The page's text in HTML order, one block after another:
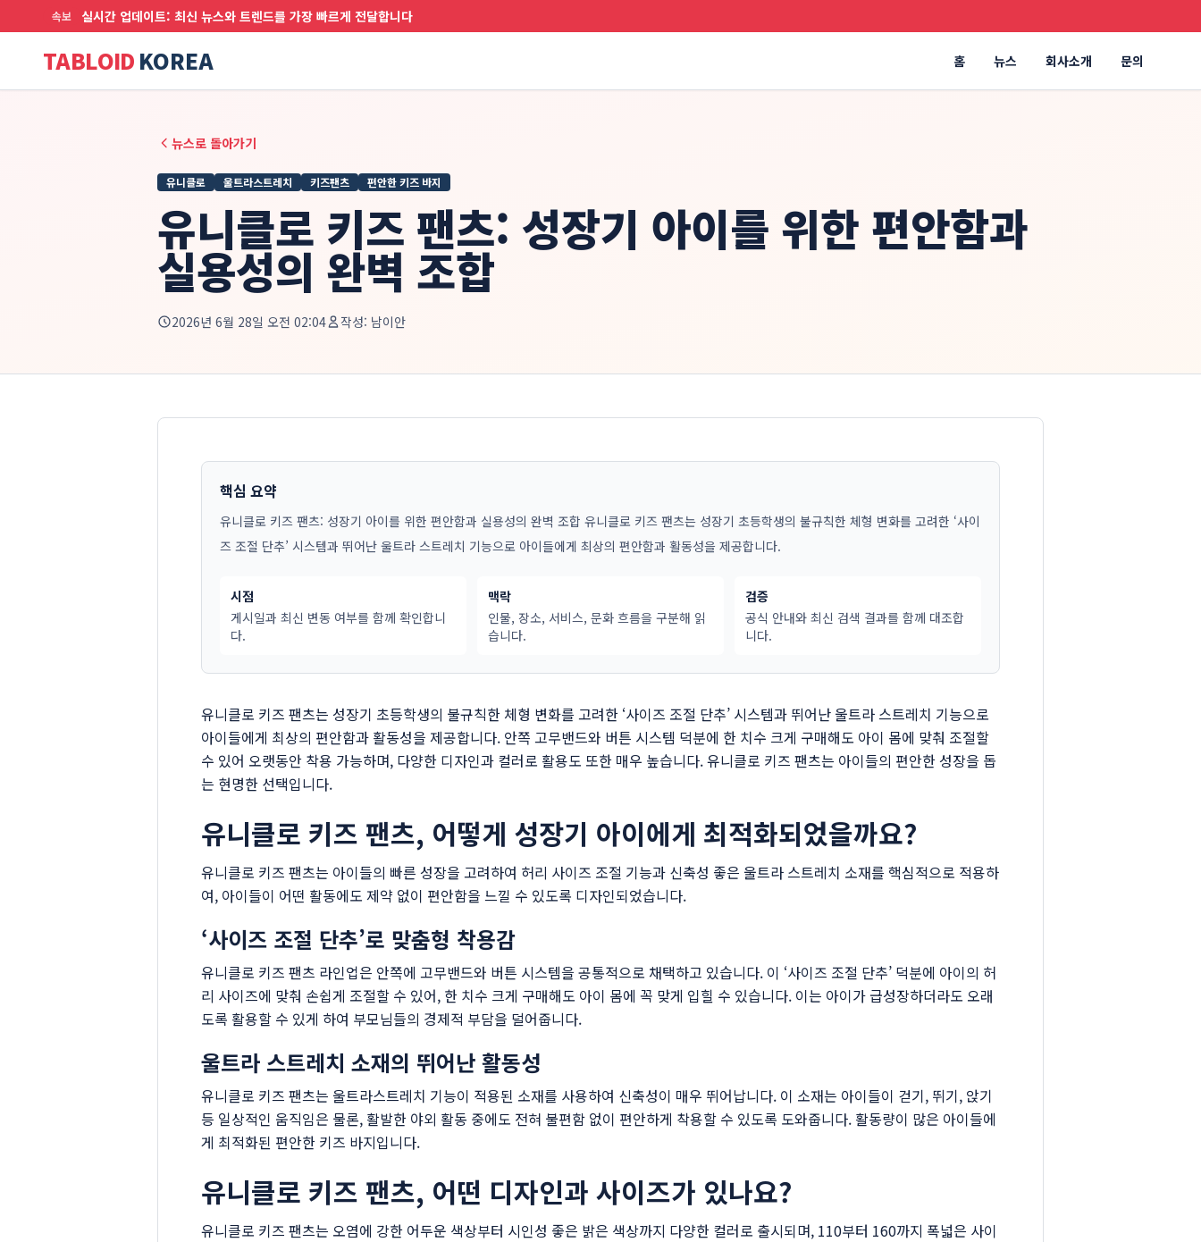
속보 실시간 업데이트: 최신 뉴스와 트렌드를 가장 빠르게 전달합니다
TABLOID KOREA 홈 뉴스 회사소개 문의
뉴스로 돌아가기
유니클로 울트라스트레치 키즈팬츠 편안한 키즈 바지
유니클로 키즈 팬츠: 성장기 아이를 위한 편안함과
실용성의 완벽 조합
2026년 6월 28일 오전 02:04 작성: 남이안
핵심 요약
유니클로 키즈 팬츠: 성장기 아이를 위한 편안함과 실용성의 완벽 조합 유니클로 키즈 팬츠는 성장기 초등학생의 불규칙한 체형 변화를 고려한 ‘사이
즈 조절 단추’ 시스템과 뛰어난 울트라 스트레치 기능으로 아이들에게 최상의 편안함과 활동성을 제공합니다.
시점
게시일과 최신 변동 여부를 함께 확인합니
다.
맥락
인물, 장소, 서비스, 문화 흐름을 구분해 읽
습니다.
검증
공식 안내와 최신 검색 결과를 함께 대조합
니다.
유니클로 키즈 팬츠는 성장기 초등학생의 불규칙한 체형 변화를 고려한 ‘사이즈 조절 단추’ 시스템과 뛰어난 울트라 스트레치 기능으로
아이들에게 최상의 편안함과 활동성을 제공합니다. 안쪽 고무밴드와 버튼 시스템 덕분에 한 치수 크게 구매해도 아이 몸에 맞춰 조절할
수 있어 오랫동안 착용 가능하며, 다양한 디자인과 컬러로 활용도 또한 매우 높습니다. 유니클로 키즈 팬츠는 아이들의 편안한 성장을 돕
는 현명한 선택입니다.
유니클로 키즈 팬츠, 어떻게 성장기 아이에게 최적화되었을까요?
유니클로 키즈 팬츠는 아이들의 빠른 성장을 고려하여 허리 사이즈 조절 기능과 신축성 좋은 울트라 스트레치 소재를 핵심적으로 적용하
여, 아이들이 어떤 활동에도 제약 없이 편안함을 느낄 수 있도록 디자인되었습니다.
‘사이즈 조절 단추’로 맞춤형 착용감
유니클로 키즈 팬츠 라인업은 안쪽에 고무밴드와 버튼 시스템을 공통적으로 채택하고 있습니다. 이 ‘사이즈 조절 단추’ 덕분에 아이의 허
리 사이즈에 맞춰 손쉽게 조절할 수 있어, 한 치수 크게 구매해도 아이 몸에 꼭 맞게 입힐 수 있습니다. 이는 아이가 급성장하더라도 오래
도록 활용할 수 있게 하여 부모님들의 경제적 부담을 덜어줍니다.
울트라 스트레치 소재의 뛰어난 활동성
유니클로 키즈 팬츠는 울트라스트레치 기능이 적용된 소재를 사용하여 신축성이 매우 뛰어납니다. 이 소재는 아이들이 걷기, 뛰기, 앉기
등 일상적인 움직임은 물론, 활발한 야외 활동 중에도 전혀 불편함 없이 편안하게 착용할 수 있도록 도와줍니다. 활동량이 많은 아이들에
게 최적화된 편안한 키즈 바지입니다.
유니클로 키즈 팬츠, 어떤 디자인과 사이즈가 있나요?
유니클로 키즈 팬츠는 오염에 강한 어두운 색상부터 시인성 좋은 밝은 색상까지 다양한 컬러로 출시되며, 110부터 160까지 폭넓은 사이